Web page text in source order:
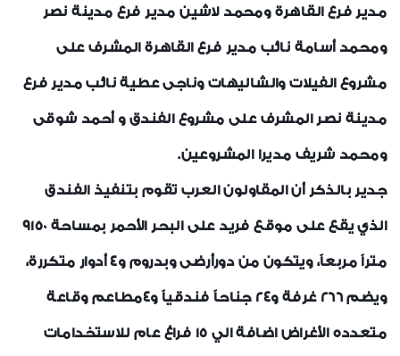
مدير فرع القاهرة ومحمد لاشين مدير فرع مدينة نصر
ومحمد أسامة نائب مدير فرع القاهرة المشرف على
مشروع الفيلات والشاليهات وناجى عطية نائب مدير فرع
مدينة نصر المشرف على مشروع الفندق و أحمد شوقى
ومحمد شريف مديرا المشروعين.
جدير بالذكر أن المقاولون العرب تقوم بتنفيذ الفندق
الذي يقع على موقع فريد على البحر الأحمر بمساحة 9150
متراً مربعاً، ويتكون من دورأرضى وبدروم و4 أدوار متكررة،
ويضم 266 غرفة و24 جناحاً فندقياً و4مطاعم وقاعة
متعدده الأغراض اضافة الي 15 فراغ عام للاستخدامات